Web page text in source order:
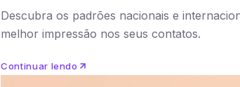
Descubra os padrões nacionais e
melhor impressão nos seus contatos.
Continuar lendo